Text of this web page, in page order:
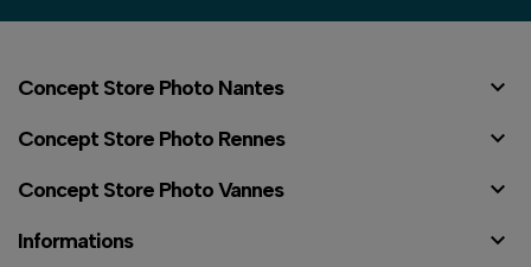
Concept Store Photo Nantes 
Concept Store Photo Rennes 
Concept Store Photo Vannes 
Informations 